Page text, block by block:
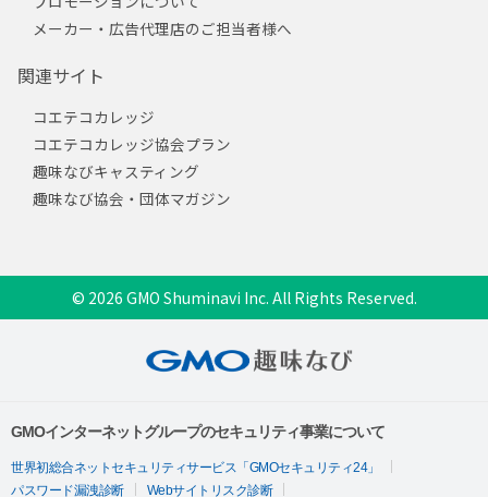
メーカー・広告代理店のご担当者様へ
関連サイト
コエテコカレッジ
コエテコカレッジ協会プラン
趣味なびキャスティング
趣味なび協会・団体マガジン
© 2026 GMO Shuminavi Inc. All Rights Reserved.